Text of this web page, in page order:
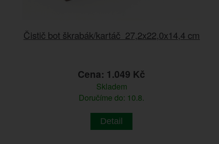
Čistič bot škrabák/kartáč 27,2x22,0x14,4 cm
Cena: 1.049 Kč
Skladem
Doručíme do: 10.8.
Detail